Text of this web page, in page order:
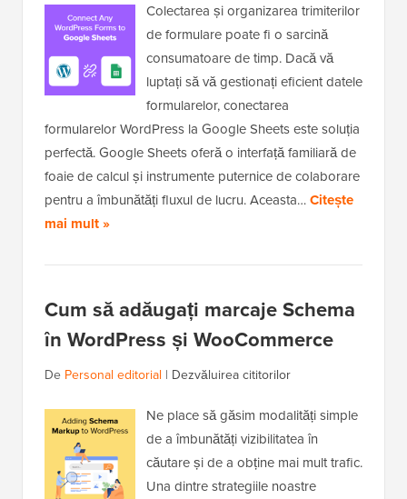
Colectarea și organizarea trimiterilor
de formulare poate fi o sarcină
consumatoare de timp. Dacă vă
luptați să vă gestionați eficient datele
formularelor, conectarea
formularelor WordPress la Google Sheets este soluția
perfectă. Google Sheets oferă o interfață familiară de
foaie de calcul și instrumente puternice de colaborare
pentru a îmbunătăți fluxul de lucru. Aceasta…Citește
mai mult »
Cum să adăugați marcaje Schema
în WordPress și WooCommerce
De Personal editorial | Dezvăluirea cititorilor
Ne place să găsim modalități simple
de a îmbunătăți vizibilitatea în
căutare și de a obține mai mult trafic.
Una dintre strategiile noastre